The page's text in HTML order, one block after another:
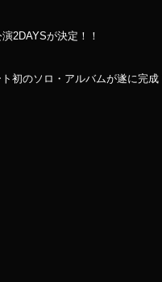
2DAYSが決定！！
初のソロ・アルバムが遂に完成